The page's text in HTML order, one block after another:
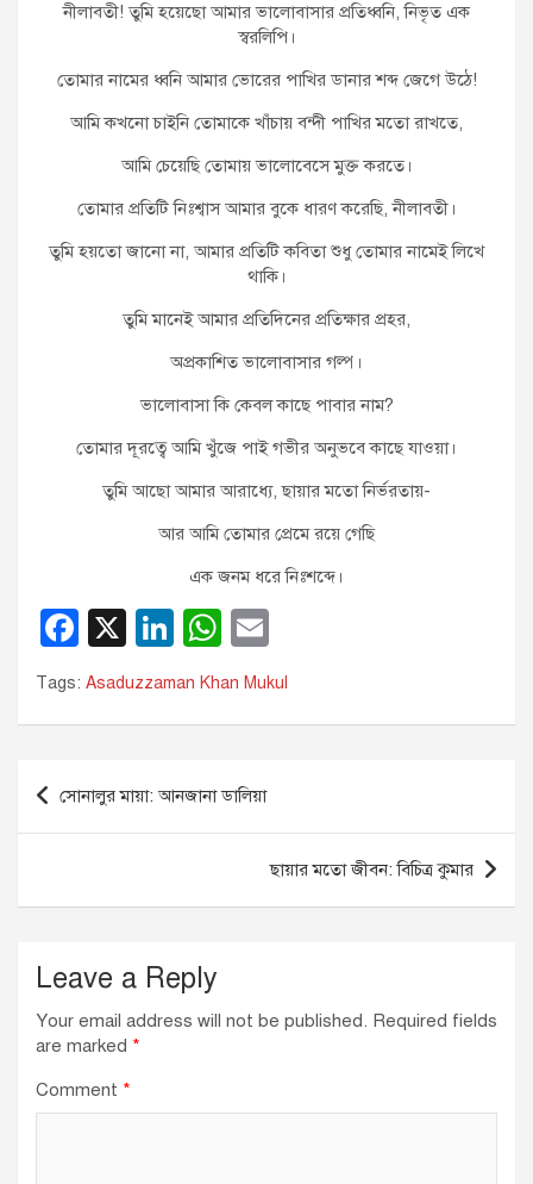
নীলাবতী! তুমি হয়েছো আমার ভালোবাসার প্রতিধ্বনি, নিভৃত এক
স্বরলিপি।
তোমার নামের ধ্বনি আমার ভোরের পাখির ডানার শব্দ জেগে উঠে!
আমি কখনো চাইনি তোমাকে খাঁচায় বন্দী পাখির মতো রাখতে,
আমি চেয়েছি তোমায় ভালোবেসে মুক্ত করতে।
তোমার প্রতিটি নিঃশ্বাস আমার বুকে ধারণ করেছি, নীলাবতী।
তুমি হয়তো জানো না, আমার প্রতিটি কবিতা শুধু তোমার নামেই লিখে
থাকি।
তুমি মানেই আমার প্রতিদিনের প্রতিক্ষার প্রহর,
অপ্রকাশিত ভালোবাসার গল্প।
ভালোবাসা কি কেবল কাছে পাবার নাম?
তোমার দূরত্বে আমি খুঁজে পাই গভীর অনুভবে কাছে যাওয়া।
তুমি আছো আমার আরাধ্যে, ছায়ার মতো নির্ভরতায়-
আর আমি তোমার প্রেমে রয়ে গেছি
এক জনম ধরে নিঃশব্দে।
F
a
c
b
o
k
X
Li
n
k
dI
n
W
h
at
A
p
m
ail
Tags: Asaduzzaman Khan Mukul
Post
navigation
সোনালুর মায়া: আনজানা ডালিয়া
ছায়ার মতো জীবন: বিচিত্র কুমার
Leave a Reply
Your email address will not be published. Required fields
are marked *
Comment *